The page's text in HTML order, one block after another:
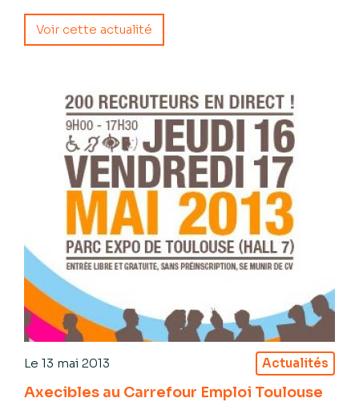
Voir cette actualité
Le 13 mai 2013 Actualités
Axecibles au Carrefour Emploi Toulouse